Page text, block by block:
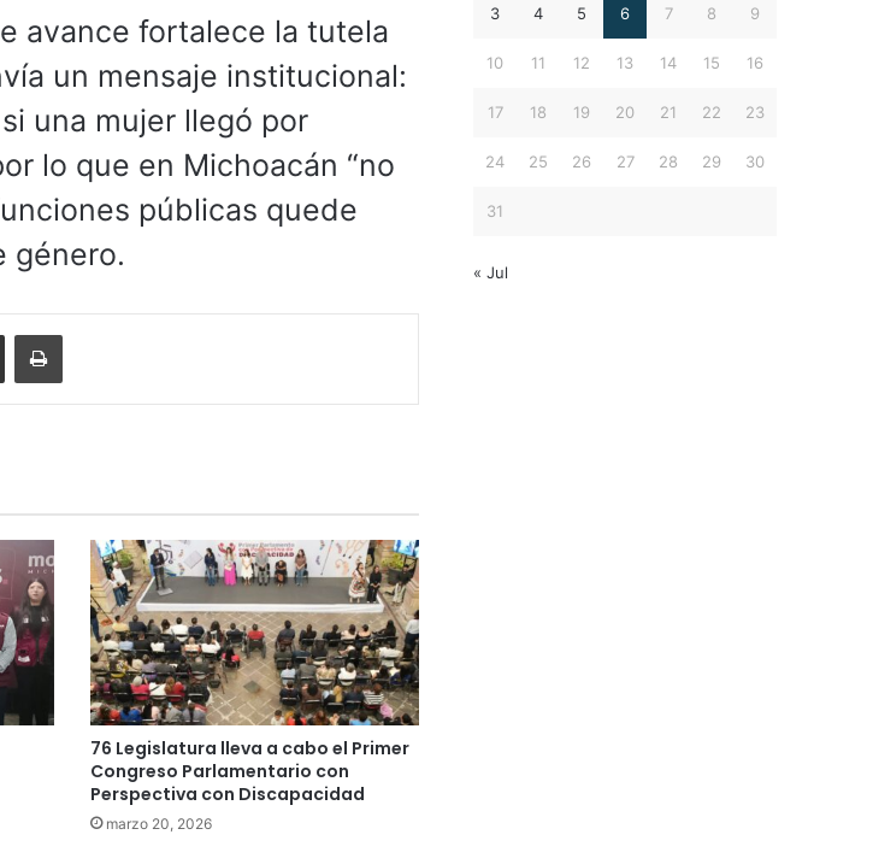
avance fortalece la tutela
un mensaje institucional:
una mujer llegó por
lo que en Michoacán “no
públicas quede
género.
Compartir por correo electrónicoImprimir
76 Legislatura lleva a cabo el Primer
Congreso Parlamentario con
Perspectiva con Discapacidad
marzo 20, 2026
3 4 5 6 7 8 9
10 11 12 13 14 15 16
17 18 19 20 21 22 23
24 25 26 27 28 29 30
31
« Jul